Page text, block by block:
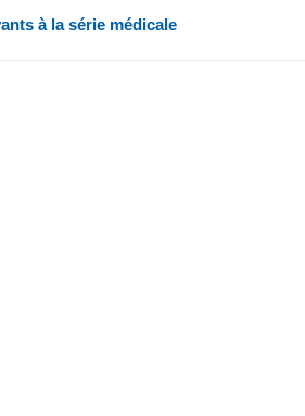
à la série médicale